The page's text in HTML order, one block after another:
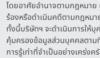
โดยอาศัยอำนาจตามกฎหมาย
ร้องหรือดำเนินคดีตามกฎหม
ทั้งนี้บริษัทฯ จะดำเนินการให้
คุ้มครองข้อมูลส่วนบุคคลตา
การรู้เท่าที่จำเป็นอย่างเคร่ง